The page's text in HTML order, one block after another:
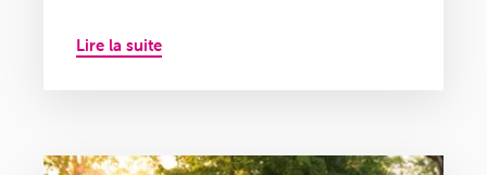
Lire la suite